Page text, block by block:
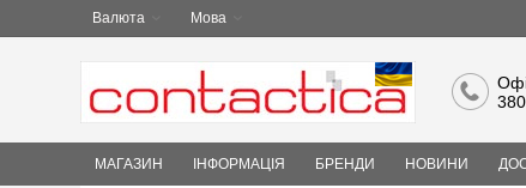
Валюта Мова
МАГАЗИН ІНФОРМАЦІЯ БРЕНДИ НОВИНИ